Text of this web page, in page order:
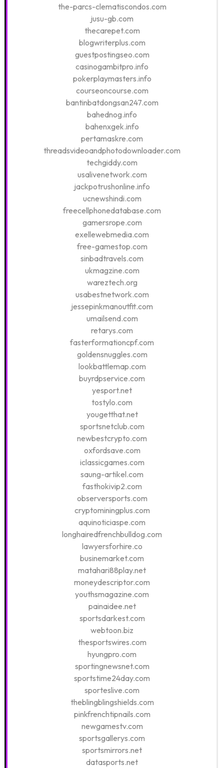
the-parcs-clematiscondos.com
jusu-gb.com
thecarepet.com
blogwriterplus.com
guestpostingseo.com
casinogambitpro.info
pokerplaymasters.info
courseoncourse.com
bantinbatdongsan247.com
bahednog.info
bahenxgek.info
pertamaskre.com
threadsvideoandphotodownloader.com
techgiddy.com
usalivenetwork.com
jackpotrushonline.info
ucnewshindi.com
freecellphonedatabase.com
gamersrope.com
exellewebmedia.com
free-gamestop.com
sinbadtravels.com
ukmagzine.com
wareztech.org
usabestnetwork.com
jessepinkmanoutfit.com
umailsend.com
retarys.com
fasterformationcpf.com
goldensnuggles.com
lookbattlemap.com
buyrdpservice.com
yesport.net
tostylo.com
yougetthat.net
sportsnetclub.com
newbestcrypto.com
oxfordsave.com
iclassicgames.com
saung-artikel.com
fasthokivip2.com
observersports.com
cryptominingplus.com
aquinoticiaspe.com
longhairedfrenchbulldog.com
lawyersforhire.co
businemarket.com
matahari88play.net
moneydescriptor.com
youthsmagazine.com
painaidee.net
sportsdarkest.com
webtoon.biz
thesportswires.com
hyungpro.com
sportingnewsnet.com
sportstime24day.com
sporteslive.com
theblingblingshields.com
pinkfrenchtipnails.com
newgamestv.com
sportsgallerys.com
sportsmirrors.net
datasports.net